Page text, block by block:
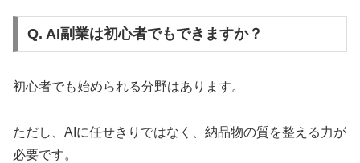
Q. AI副業は初心者でもできますか？
初心者でも始められる分野はあります。
ただし、AIに任せきりではなく、納品物の質を整える力が
必要です。